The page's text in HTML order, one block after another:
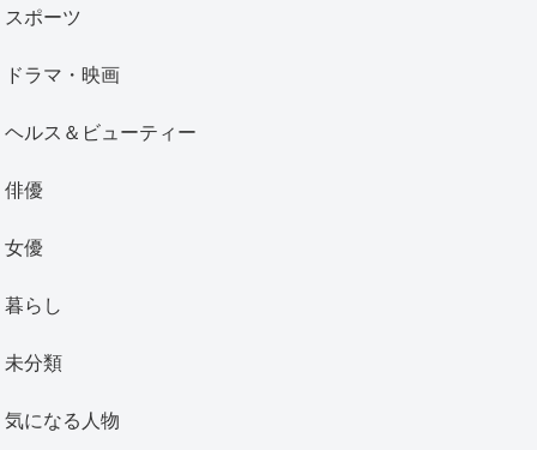
スポーツ
ドラマ・映画
ヘルス＆ビューティー
俳優
女優
暮らし
未分類
気になる人物